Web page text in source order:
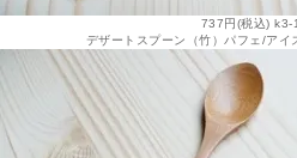
737円(税込) k3-
デザートスプーン（竹）パフェ/アイ